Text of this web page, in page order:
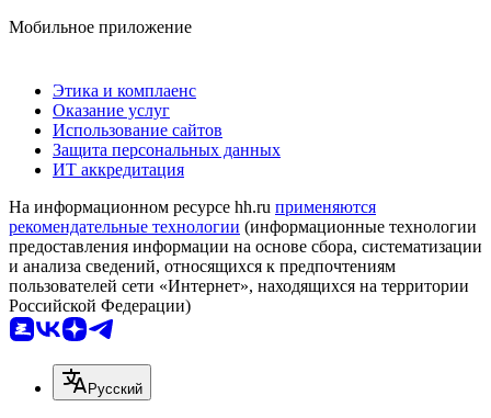
Мобильное приложение
Этика и комплаенс
Оказание услуг
Использование сайтов
Защита персональных данных
ИТ аккредитация
На информационном ресурсе hh.ru применяются
рекомендательные технологии (информационные технологии
предоставления информации на основе сбора, систематизации
и анализа сведений, относящихся к предпочтениям
пользователей сети «Интернет», находящихся на территории
Российской Федерации)
Русский